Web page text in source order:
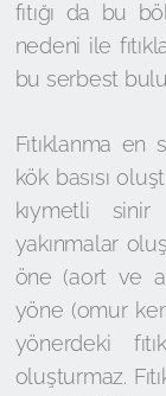
fıtığı da bu
nedeni ile
bu serbest
Fıtıklanma
kök basısı
kıymetli
yakınmalar
öne (aort ve
yöne (omur
yönerdeki
oluşturmaz.